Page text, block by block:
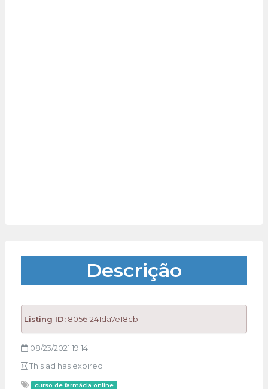
Descrição
Listing ID: 80561241da7e18cb
08/23/2021 19:14
This ad has expired
curso de farmácia online